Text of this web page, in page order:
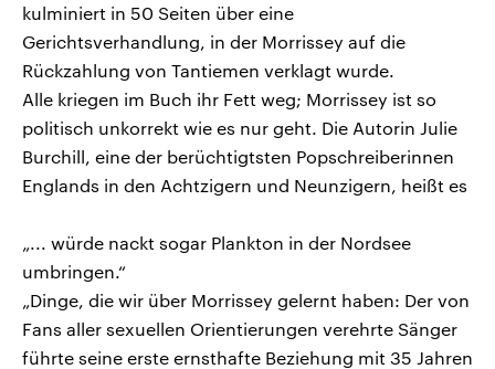
kulminiert in 50 Seiten über eine
Gerichtsverhandlung, in der Morrissey auf die
Rückzahlung von Tantiemen verklagt wurde.
Alle kriegen im Buch ihr Fett weg; Morrissey ist so
politisch unkorrekt wie es nur geht. Die Autorin Julie
Burchill, eine der berüchtigtsten Popschreiberinnen
Englands in den Achtzigern und Neunzigern, heißt es
„... würde nackt sogar Plankton in der Nordsee
umbringen.“
„Dinge, die wir über Morrissey gelernt haben: Der von
Fans aller sexuellen Orientierungen verehrte Sänger
führte seine erste ernsthafte Beziehung mit 35 Jahren